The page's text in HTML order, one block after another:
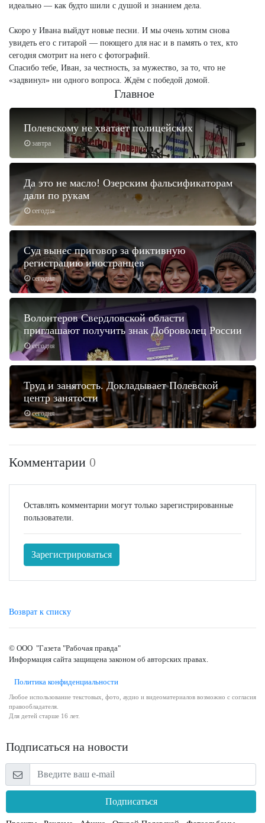
идеально — как будто шили с душой и знанием дела.
Скоро у Ивана выйдут новые песни. И мы очень хотим снова
увидеть его с гитарой — поющего для нас и в память о тех, кто
сегодня смотрит на него с фотографий.
Спасибо тебе, Иван, за честность, за мужество, за то, что не
«задвинул» ни одного вопроса. Ждём с победой домой.
Главное
завтра
Полевскому не хватает полицейских
сегодня
Да это не масло! Озерским фальсификаторам
дали по рукам
сегодня
Суд вынес приговор за фиктивную
регистрацию иностранцев
сегодня
Волонтеров Свердловской области
приглашают получить знак Доброволец России
сегодня
Труд и занятость. Докладывает Полевской
центр занятости
Комментарии 0
Оставлять комментарии могут только зарегистрированные
пользователи.
Зарегистрироваться
Возврат к списку
© ООО "Газета "Рабочая правда"
Информация сайта защищена законом об авторских правах.
Политика конфиденциальности
Любое использование текстовых, фото, аудио и видеоматериалов возможно с согласия
правообладателя.
Для детей старше 16 лет.
Подписаться на новости
Подписаться